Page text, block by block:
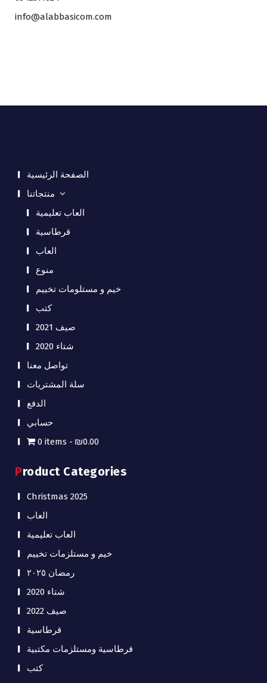
info@alabbasicom.com
الصفحة الرئيسية
منتجاتنا
العاب تعليمية
قرطاسية
العاب
منوع
خيم و مستلومات تخييم
كتب
صيف 2021
شتاء 2020
تواصل معنا
سلة المشتريات
الدفع
حسابي
0 items
₪0.00
Product Categories
Christmas 2025
العاب
العاب تعليمية
خيم و مستلزمات تخييم
رمضان ٢٠٢٥
شتاء 2020
صيف 2022
قرطاسية
قرطاسية ومستلزمات مكتبية
كتب